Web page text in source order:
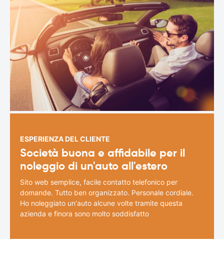
ESPERIENZA DEL CLIENTE
Società buona e affidabile per il
noleggio di un'auto all'estero
Sito web semplice, facile contatto telefonico per
domande. Tutto ben organizzato. Personale cordiale.
Ho noleggiato un'auto alcune volte tramite questa
azienda e finora sono molto soddisfatto